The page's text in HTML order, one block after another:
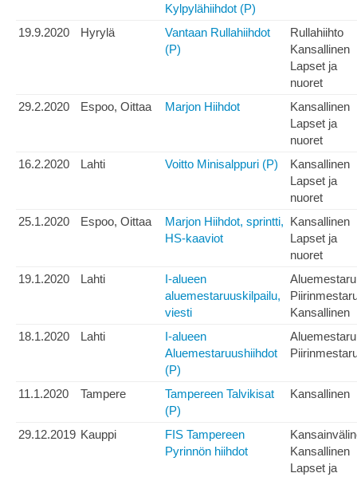
Kylpylähiihdot (P)
19.9.2020 Hyrylä
Vantaan Rullahiihdot
(P)
Rullahiihto
Kansallinen
Lapset ja
nuoret
29.2.2020
Espoo, Oittaa Marjon Hiihdot
Kansallinen
Lapset ja
nuoret
16.2.2020
Lahti Voitto Minisalppuri (P)
Kansallinen
Lapset ja
nuoret
25.1.2020
Espoo, Oittaa
Marjon Hiihdot, sprintti,
HS-kaaviot
Kansallinen
Lapset ja
nuoret
19.1.2020
Lahti
I-alueen
aluemestaruuskilpailu,
viesti
Kansallinen
18.1.2020
Lahti
I-alueen
Aluemestaruushiihdot
(P)
11.1.2020 Tampere
Tampereen Talvikisat
(P)
Kansallinen
29.12.2019 Kauppi
FIS Tampereen
Pyrinnön hiihdot
Kansallinen
Lapset ja